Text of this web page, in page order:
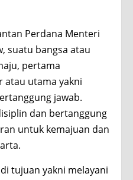
Perdana Menteri
suatu bangsa atau
pertama
atau utama yakni
jawab.
dan bertanggung
untuk kemajuan dan
tujuan yakni melayani